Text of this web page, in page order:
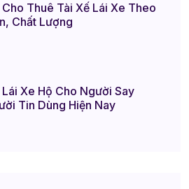
Thuê Tài Xế Lái Xe Theo
Chất Lượng
Xe Hộ Cho Người Say
Tin Dùng Hiện Nay